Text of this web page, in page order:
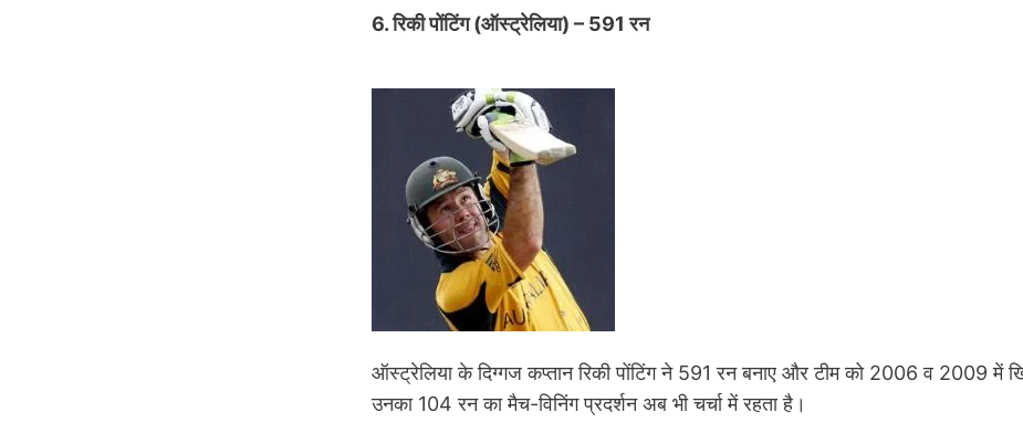
6. रिकी पोंटिंग (ऑस्ट्रेलिया) – 591 रन
ऑस्ट्रेलिया के दिग्गज कप्तान रिकी पोंटिंग ने 591 रन बनाए और टीम को 2006 व 2009 में
उनका 104 रन का मैच-विनिंग प्रदर्शन अब भी चर्चा में रहता है।